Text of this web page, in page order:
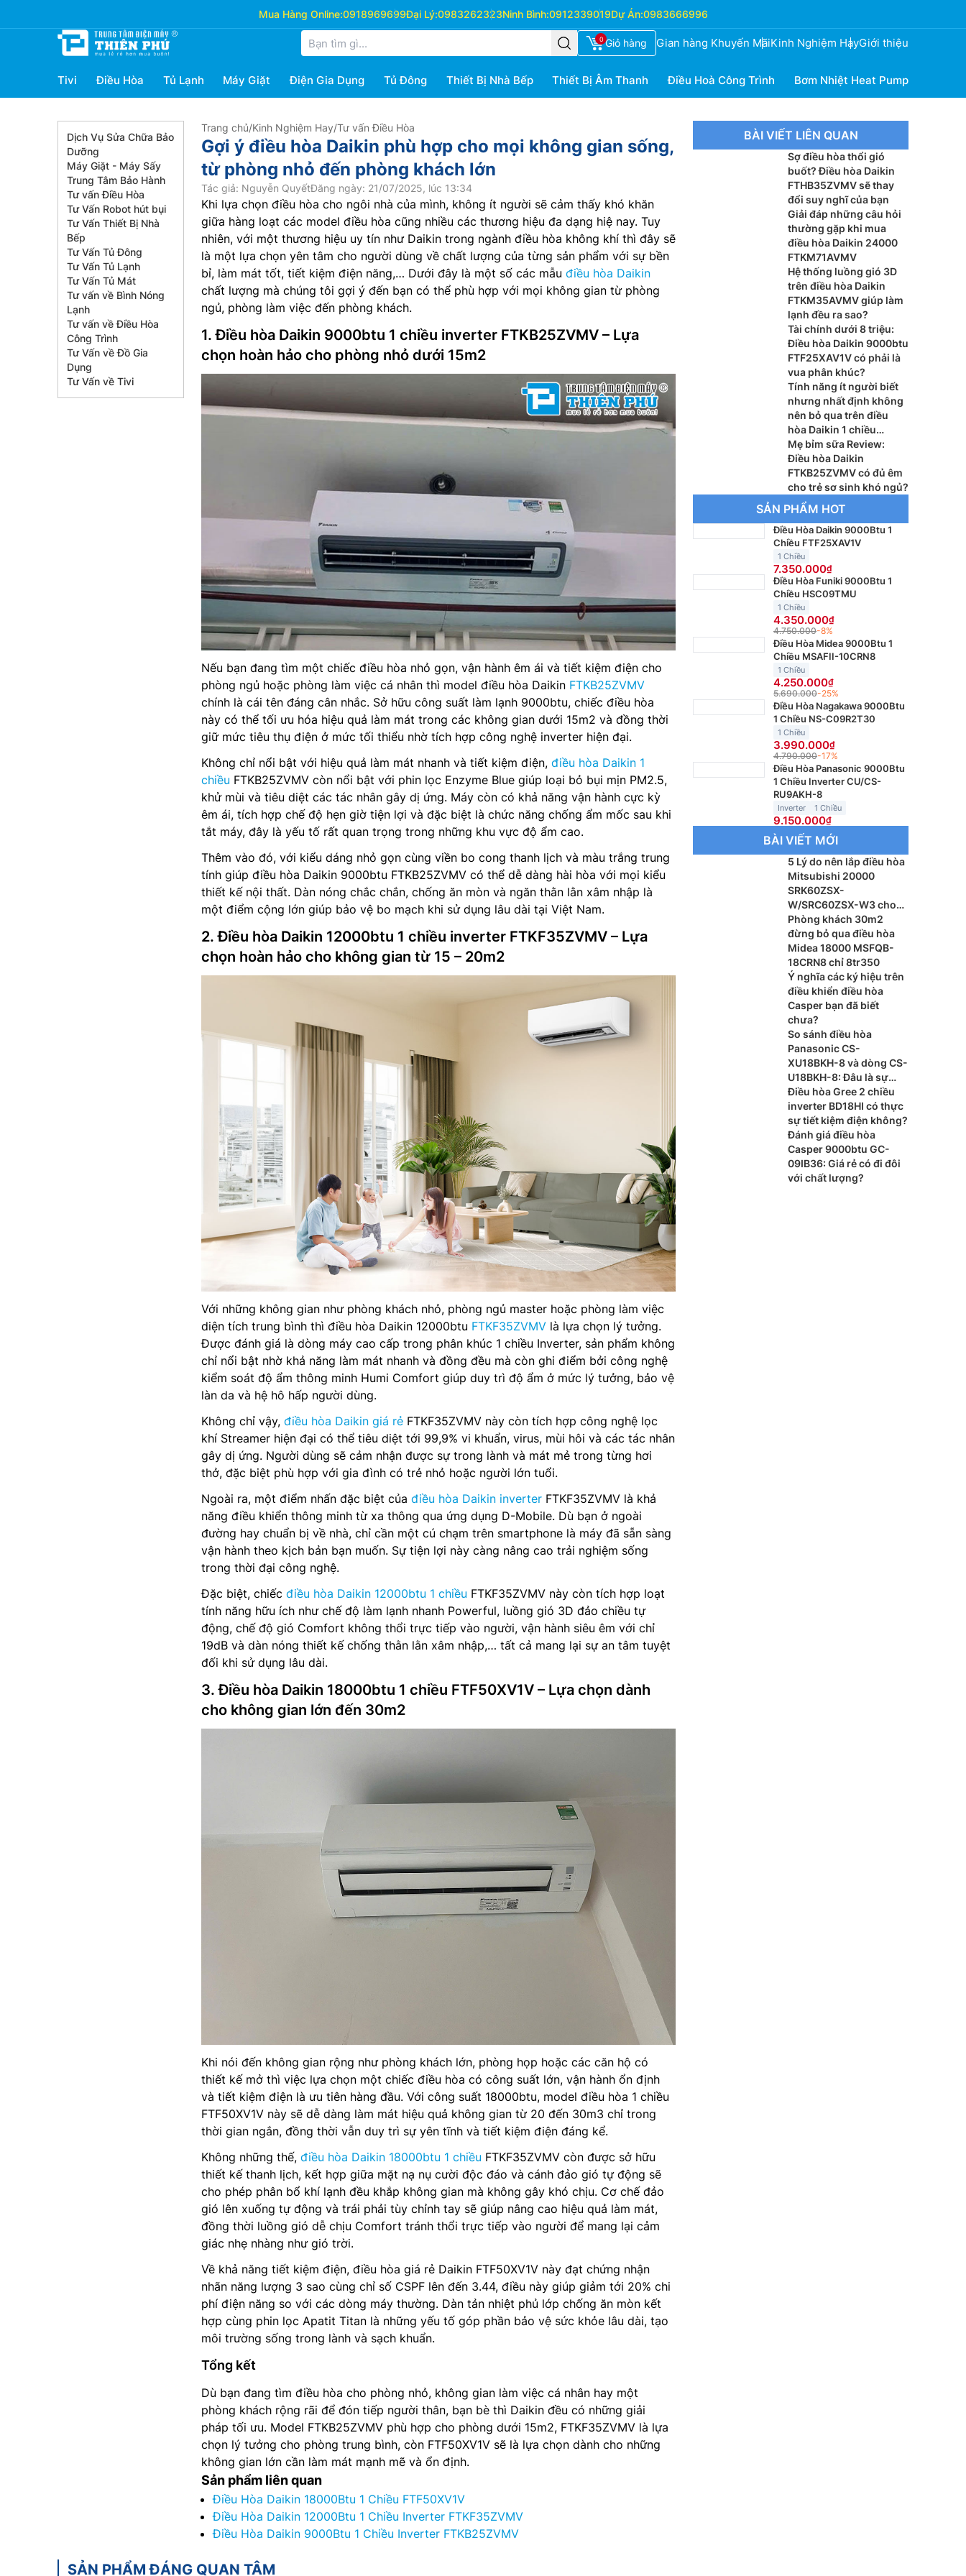
Mua Hàng Online:0918969699Đại Lý:0983262323Ninh Bình:0912339019Dự Án:0983666996
0 Giỏ hàng Gian hàng Khuyến MãiKinh Nghiệm HayGiới thiệu
Tivi Điều Hòa Tủ Lạnh Máy Giặt Điện Gia Dụng Tủ Đông Thiết Bị Nhà Bếp Thiết Bị Âm Thanh Điều Hoà Công Trình Bơm Nhiệt Heat Pump
Dịch Vụ Sửa Chữa Bảo
Dưỡng
Máy Giặt - Máy Sấy
Trung Tâm Bảo Hành
Tư vấn Điều Hòa
Tư Vấn Robot hút bụi
Tư Vấn Thiết Bị Nhà
Bếp
Tư Vấn Tủ Đông
Tư Vấn Tủ Lạnh
Tư Vấn Tủ Mát
Tư vấn về Bình Nóng
Lạnh
Tư vấn về Điều Hòa
Công Trình
Tư Vấn về Đồ Gia
Dụng
Tư Vấn về Tivi
Trang chủ/Kinh Nghiệm Hay/Tư vấn Điều Hòa
Gợi ý điều hòa Daikin phù hợp cho mọi không gian sống,
từ phòng nhỏ đến phòng khách lớn
Tác giả: Nguyễn QuyếtĐăng ngày: 21/07/2025, lúc 13:34
Khi lựa chọn điều hòa cho ngôi nhà của mình, không ít người sẽ cảm thấy khó khăn
giữa hàng loạt các model điều hòa cũng nhiều các thương hiệu đa dạng hiệ nay. Tuy
nhiên, với một thương hiệu uy tín như Daikin trong ngành điều hòa không khí thì đây sẽ
là một lựa chọn yên tâm cho người dùng về chất lượng của từng sản phẩm với sự bền
bỉ, làm mát tốt, tiết kiệm điện năng,… Dưới đây là một số các mẫu điều hòa Daikin
chất lượng mà chúng tôi gợi ý đến bạn có thể phù hợp với mọi không gian từ phòng
ngủ, phòng làm việc đến phòng khách.
1. Điều hòa Daikin 9000btu 1 chiều inverter FTKB25ZVMV – Lựa
chọn hoàn hảo cho phòng nhỏ dưới 15m2
Nếu bạn đang tìm một chiếc điều hòa nhỏ gọn, vận hành êm ái và tiết kiệm điện cho
phòng ngủ hoặc phòng làm việc cá nhân thì model điều hòa Daikin FTKB25ZVMV
chính là cái tên đáng cân nhắc. Sở hữu công suất làm lạnh 9000btu, chiếc điều hòa
này có thể tối ưu hóa hiệu quả làm mát trong các không gian dưới 15m2 và đồng thời
giữ mức tiêu thụ điện ở mức tối thiểu nhờ tích hợp công nghệ inverter hiện đại.
Không chỉ nổi bật với hiệu quả làm mát nhanh và tiết kiệm điện, điều hòa Daikin 1
chiều FTKB25ZVMV còn nổi bật với phin lọc Enzyme Blue giúp loại bỏ bụi mịn PM2.5,
khử mùi và tiêu diệt các tác nhân gây dị ứng. Máy còn có khả năng vận hành cực kỳ
êm ái, tích hợp chế độ hẹn giờ tiện lợi và đặc biệt là chức năng chống ẩm mốc sau khi
tắt máy, đây là yếu tố rất quan trọng trong những khu vực độ ẩm cao.
Thêm vào đó, với kiểu dáng nhỏ gọn cùng viền bo cong thanh lịch và màu trắng trung
tính giúp điều hòa Daikin 9000btu FTKB25ZVMV có thể dễ dàng hài hòa với mọi kiểu
thiết kế nội thất. Dàn nóng chắc chắn, chống ăn mòn và ngăn thằn lằn xâm nhập là
một điểm cộng lớn giúp bảo vệ bo mạch khi sử dụng lâu dài tại Việt Nam.
2. Điều hòa Daikin 12000btu 1 chiều inverter FTKF35ZVMV – Lựa
chọn hoàn hảo cho không gian từ 15 – 20m2
Với những không gian như phòng khách nhỏ, phòng ngủ master hoặc phòng làm việc
diện tích trung bình thì điều hòa Daikin 12000btu FTKF35ZVMV là lựa chọn lý tưởng.
Được đánh giá là dòng máy cao cấp trong phân khúc 1 chiều Inverter, sản phẩm không
chỉ nổi bật nhờ khả năng làm mát nhanh và đồng đều mà còn ghi điểm bởi công nghệ
kiểm soát độ ẩm thông minh Humi Comfort giúp duy trì độ ẩm ở mức lý tưởng, bảo vệ
làn da và hệ hô hấp người dùng.
Không chỉ vậy, điều hòa Daikin giá rẻ FTKF35ZVMV này còn tích hợp công nghệ lọc
khí Streamer hiện đại có thể tiêu diệt tới 99,9% vi khuẩn, virus, mùi hôi và các tác nhân
gây dị ứng. Người dùng sẽ cảm nhận được sự trong lành và mát mẻ trong từng hơi
thở, đặc biệt phù hợp với gia đình có trẻ nhỏ hoặc người lớn tuổi.
Ngoài ra, một điểm nhấn đặc biệt của điều hòa Daikin inverter FTKF35ZVMV là khả
năng điều khiển thông minh từ xa thông qua ứng dụng D-Mobile. Dù bạn ở ngoài
đường hay chuẩn bị về nhà, chỉ cần một cú chạm trên smartphone là máy đã sẵn sàng
vận hành theo kịch bản bạn muốn. Sự tiện lợi này càng nâng cao trải nghiệm sống
trong thời đại công nghệ.
Đặc biệt, chiếc điều hòa Daikin 12000btu 1 chiều FTKF35ZVMV này còn tích hợp loạt
tính năng hữu ích như chế độ làm lạnh nhanh Powerful, luồng gió 3D đảo chiều tự
động, chế độ gió Comfort không thổi trực tiếp vào người, vận hành siêu êm với chỉ
19dB và dàn nóng thiết kế chống thằn lằn xâm nhập,… tất cả mang lại sự an tâm tuyệt
đối khi sử dụng lâu dài.
3. Điều hòa Daikin 18000btu 1 chiều FTF50XV1V – Lựa chọn dành
cho không gian lớn đến 30m2
Khi nói đến không gian rộng như phòng khách lớn, phòng họp hoặc các căn hộ có
thiết kế mở thì việc lựa chọn một chiếc điều hòa có công suất lớn, vận hành ổn định
và tiết kiệm điện là ưu tiên hàng đầu. Với công suất 18000btu, model điều hòa 1 chiều
FTF50XV1V này sẽ dễ dàng làm mát hiệu quả không gian từ 20 đến 30m3 chỉ trong
thời gian ngắn, đồng thời vẫn duy trì sự yên tĩnh và tiết kiệm điện đáng kể.
Không những thế, điều hòa Daikin 18000btu 1 chiều FTKF35ZVMV còn được sở hữu
thiết kế thanh lịch, kết hợp giữa mặt nạ nụ cười độc đáo và cánh đảo gió tự động sẽ
cho phép phân bổ khí lạnh đều khắp không gian mà không gây khó chịu. Cơ chế đảo
gió lên xuống tự động và trái phải tùy chỉnh tay sẽ giúp nâng cao hiệu quả làm mát,
đồng thời luồng gió dễ chịu Comfort tránh thổi trực tiếp vào người để mang lại cảm
giác nhẹ nhàng như gió trời.
Về khả năng tiết kiệm điện, điều hòa giá rẻ Daikin FTF50XV1V này đạt chứng nhận
nhãn năng lượng 3 sao cùng chỉ số CSPF lên đến 3.44, điều này giúp giảm tới 20% chi
phí điện năng so với các dòng máy thường. Dàn tản nhiệt phủ lớp chống ăn mòn kết
hợp cùng phin lọc Apatit Titan là những yếu tố góp phần bảo vệ sức khỏe lâu dài, tạo
môi trường sống trong lành và sạch khuẩn.
Tổng kết
Dù bạn đang tìm điều hòa cho phòng nhỏ, không gian làm việc cá nhân hay một
phòng khách rộng rãi để đón tiếp người thân, bạn bè thì Daikin đều có những giải
pháp tối ưu. Model FTKB25ZVMV phù hợp cho phòng dưới 15m2, FTKF35ZVMV là lựa
chọn lý tưởng cho phòng trung bình, còn FTF50XV1V sẽ là lựa chọn dành cho những
không gian lớn cần làm mát mạnh mẽ và ổn định.
Sản phẩm liên quan
Điều Hòa Daikin 18000Btu 1 Chiều FTF50XV1V
Điều Hòa Daikin 12000Btu 1 Chiều Inverter FTKF35ZVMV
Điều Hòa Daikin 9000Btu 1 Chiều Inverter FTKB25ZVMV
BÀI VIẾT LIÊN QUAN
Sợ điều hòa thổi gió
buốt? Điều hòa Daikin
FTHB35ZVMV sẽ thay
đổi suy nghĩ của bạn
Giải đáp những câu hỏi
thường gặp khi mua
điều hòa Daikin 24000
FTKM71AVMV
Hệ thống luồng gió 3D
trên điều hòa Daikin
FTKM35AVMV giúp làm
lạnh đều ra sao?
Tài chính dưới 8 triệu:
Điều hòa Daikin 9000btu
FTF25XAV1V có phải là
vua phân khúc?
Tính năng ít người biết
nhưng nhất định không
nên bỏ qua trên điều
hòa Daikin 1 chiều
FTHB35ZVMV
Mẹ bỉm sữa Review:
Điều hòa Daikin
FTKB25ZVMV có đủ êm
cho trẻ sơ sinh khó ngủ?
SẢN PHẨM HOT
Điều Hòa Daikin 9000Btu 1
Chiều FTF25XAV1V
1 Chiều
7.350.000
Điều Hòa Funiki 9000Btu 1
Chiều HSC09TMU
1 Chiều
4.350.000
4.750.000-8%
Điều Hòa Midea 9000Btu 1
Chiều MSAFII-10CRN8
1 Chiều
4.250.000
5.690.000-25%
Điều Hòa Nagakawa 9000Btu
1 Chiều NS-C09R2T30
1 Chiều
3.990.000
4.790.000-17%
Điều Hòa Panasonic 9000Btu
1 Chiều Inverter CU/CS-
RU9AKH-8
Inverter 1 Chiều
9.150.000
BÀI VIẾT MỚI
5 Lý do nên lắp điều hòa
Mitsubishi 20000
SRK60ZSX-
W/SRC60ZSX-W3 cho
phòng khách
Phòng khách 30m2
đừng bỏ qua điều hòa
Midea 18000 MSFQB-
18CRN8 chỉ 8tr350
Ý nghĩa các ký hiệu trên
điều khiển điều hòa
Casper bạn đã biết
chưa?
So sánh điều hòa
Panasonic CS-
XU18BKH-8 và dòng CS-
U18BKH-8: Đâu là sự
khác biệt?
Điều hòa Gree 2 chiều
inverter BD18HI có thực
sự tiết kiệm điện không?
Đánh giá điều hòa
Casper 9000btu GC-
09IB36: Giá rẻ có đi đôi
với chất lượng?
SẢN PHẨM ĐÁNG QUAN TÂM